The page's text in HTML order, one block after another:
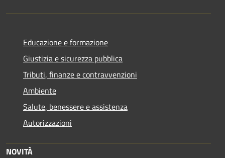
Educazione e formazione
Giustizia e sicurezza pubblica
Tributi, finanze e contravvenzioni
Ambiente
Salute, benessere e assistenza
Autorizzazioni
NOVITÀ